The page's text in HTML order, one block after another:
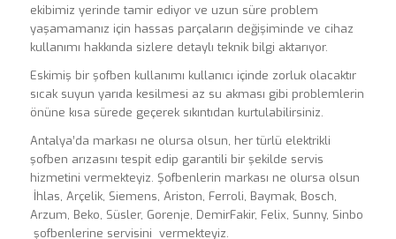
ekibimiz yerinde tamir ediyor ve uzun süre problem
yaşamamanız için hassas parçaların değişiminde ve cihaz
kullanımı hakkında sizlere detaylı teknik bilgi aktarıyor.
Eskimiş bir şofben kullanımı kullanıcı içinde zorluk olacaktır
sıcak suyun yarıda kesilmesi az su akması gibi problemlerin
önüne kısa sürede geçerek sıkıntıdan kurtulabilirsiniz.
Antalya’da markası ne olursa olsun, her türlü elektrikli
şofben arızasını tespit edip garantili bir şekilde servis
hizmetini vermekteyiz. Şofbenlerin markası ne olursa olsun
İhlas, Arçelik, Siemens, Ariston, Ferroli, Baymak, Bosch,
Arzum, Beko, Süsler, Gorenje, DemirFakir, Felix, Sunny, Sinbo
şofbenlerine servisini vermekteyiz.